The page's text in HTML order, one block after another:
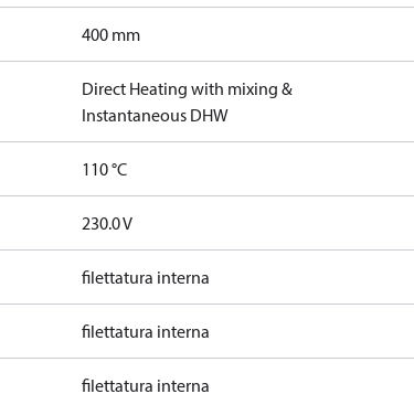
400 mm
Direct Heating with mixing &
Instantaneous DHW
110 °C
230.0 V
filettatura interna
filettatura interna
filettatura interna